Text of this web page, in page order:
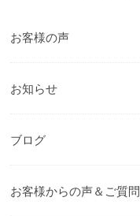
お客様の声
お知らせ
ブログ
お客様からの声＆ご質問